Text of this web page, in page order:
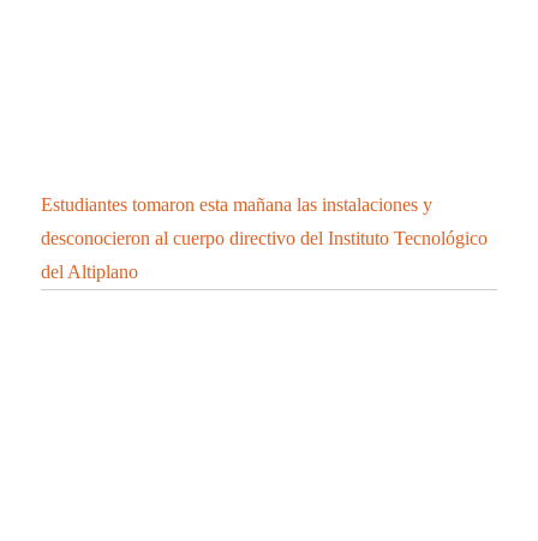
Estudiantes tomaron esta mañana las instalaciones y
desconocieron al cuerpo directivo del Instituto Tecnológico
del Altiplano